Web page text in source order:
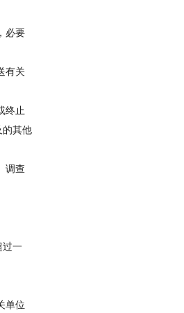
必要
有关
终止
的其他
调查
过一
单位